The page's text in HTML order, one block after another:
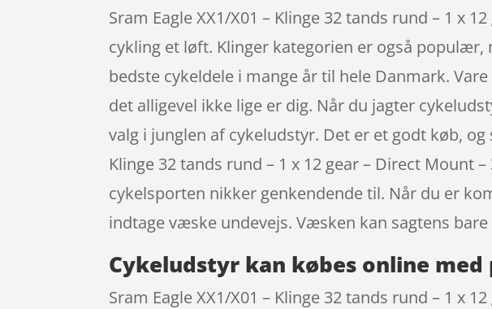
Sram Eagle XX1/X01 – Klinge 32 tands rund – 1 x
cykling et løft. Klinger kategorien er også
bedste cykeldele i mange år til hele Danmark.
det alligevel ikke lige er dig. Når du jagter
valg i junglen af cykeludstyr. Det er et godt køb,
Klinge 32 tands rund – 1 x 12 gear – Direct
cykelsporten nikker genkendende til. Når du er
indtage væske undevejs. Væsken kan sagtens
Cykeludstyr kan købes online
Sram Eagle XX1/X01 – Klinge 32 tands rund – 1 x